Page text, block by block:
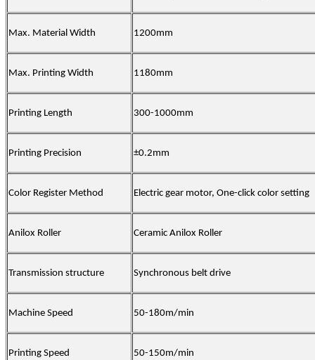
Max. Material Width 1200mm
Max. Printing Width 1180mm
Printing Length 300-1000mm
Printing Precision ±0.2mm
Color Register Method Electric gear motor, One-click color setting
Anilox Roller Ceramic Anilox Roller
Transmission structure Synchronous belt drive
Machine Speed 50-180m/min
Printing Speed 50-150m/min